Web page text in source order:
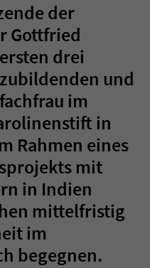
der
Gottfried
drei
und
im
in
Rahmen eines
mit
in Indien
mittelfristig
im
begegnen.